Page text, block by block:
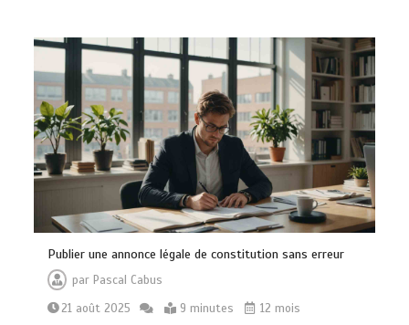
Publier une annonce légale de constitution sans erreur
par Pascal Cabus
21 août 2025
9 minutes
12 mois